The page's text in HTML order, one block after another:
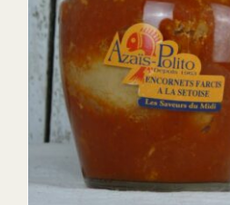
DETAILS